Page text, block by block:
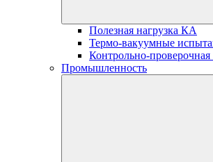
Полезная нагрузка КА
Термо-вакуумные
Контрольно-проверочная
Промышленность